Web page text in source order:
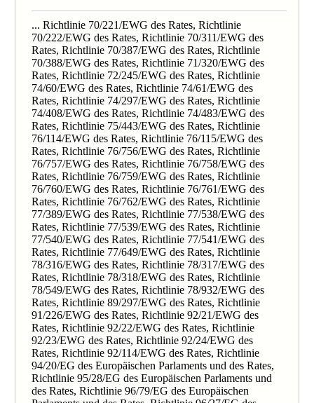
... Richtlinie 70/221/EWG des Rates, Richtlinie
70/222/EWG des Rates, Richtlinie 70/311/EWG des
Rates, Richtlinie 70/387/EWG des Rates, Richtlinie
70/388/EWG des Rates, Richtlinie 71/320/EWG des
Rates, Richtlinie 72/245/EWG des Rates, Richtlinie
74/60/EWG des Rates, Richtlinie 74/61/EWG des
Rates, Richtlinie 74/297/EWG des Rates, Richtlinie
74/408/EWG des Rates, Richtlinie 74/483/EWG des
Rates, Richtlinie 75/443/EWG des Rates, Richtlinie
76/114/EWG des Rates, Richtlinie 76/115/EWG des
Rates, Richtlinie 76/756/EWG des Rates, Richtlinie
76/757/EWG des Rates, Richtlinie 76/758/EWG des
Rates, Richtlinie 76/759/EWG des Rates, Richtlinie
76/760/EWG des Rates, Richtlinie 76/761/EWG des
Rates, Richtlinie 76/762/EWG des Rates, Richtlinie
77/389/EWG des Rates, Richtlinie 77/538/EWG des
Rates, Richtlinie 77/539/EWG des Rates, Richtlinie
77/540/EWG des Rates, Richtlinie 77/541/EWG des
Rates, Richtlinie 77/649/EWG des Rates, Richtlinie
78/316/EWG des Rates, Richtlinie 78/317/EWG des
Rates, Richtlinie 78/318/EWG des Rates, Richtlinie
78/549/EWG des Rates, Richtlinie 78/932/EWG des
Rates, Richtlinie 89/297/EWG des Rates, Richtlinie
91/226/EWG des Rates, Richtlinie 92/21/EWG des
Rates, Richtlinie 92/22/EWG des Rates, Richtlinie
92/23/EWG des Rates, Richtlinie 92/24/EWG des
Rates, Richtlinie 92/114/EWG des Rates, Richtlinie
94/20/EG des Europäischen Parlaments und des Rates,
Richtlinie 95/28/EG des Europäischen Parlaments und
des Rates, Richtlinie 96/79/EG des Europäischen